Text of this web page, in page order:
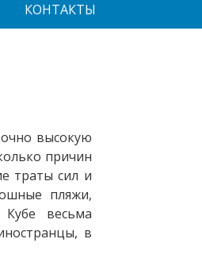
КОНТАКТЫ
высокую
причин
траты сил и
пляжи,
весьма
в